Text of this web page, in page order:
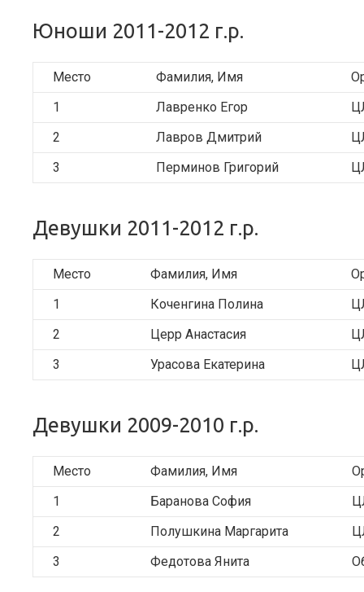
Юноши 2011-2012 г.р.
Место Фамилия, Имя
1
Лавренко Егор
2
Лавров Дмитрий
3
Перминов Григорий
Девушки 2011-2012 г.р.
Место Фамилия, Имя
1
Коченгина Полина
2
Церр Анастасия
3
Урасова Екатерина
Девушки 2009-2010 г.р.
Место Фамилия, Имя
1
Баранова София
2
Полушкина Маргарита
3
Федотова Янита